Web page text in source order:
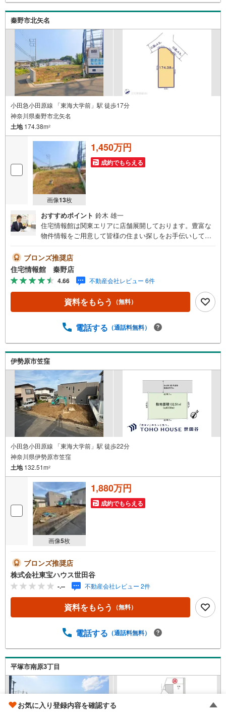
実に努めさせて頂きます。住宅情報館にお越し頂けたら、
物件のご紹介だけではなく、お住まいの疑問、不安、お家
の事ならなんでもご相談いただけます。お客様の要望をお
伺いしながら誠心誠意、全力でサポートさせて頂きます。
お客様一人一人に合わせたライフプランのご提案をさせて
いただきます。お気軽にご相談ください。
秦野市北矢名
小田急小田原線 「東海大学前」駅 徒歩17分
神奈川県秦野市北矢名
土地174.38m2
画像13枚
1,450万円
成約でもらえる
おすすめポイント 鈴木 雄一
住宅情報館は関東エリアに店舗展開しております。豊富な
物件情報をご用意して皆様の住まい探しをお手伝いしてお
さい。【営業時間 10:00～19:00 火曜・水曜（祝日の場
合は営業いたします）】「資料請求」「内覧」のお問い合
わせは上記時間内ですとスムーズにご対応が可能です。ス
タッフ一同お客様のお問合せをお待ちしております。【住
宅ローン相談会】開催中無理のない住宅ローンの試算やご
購入の際にかかる諸費用の概算も行っております。しっか
気軽にご相談ください。お客様第一主義をモット-にお引越
実に努めさせて頂きます。住宅情報館にお越し頂けたら、
物件のご紹介だけではなく、お住まいの疑問、不安、お家
の事ならなんでもご相談いただけます。お客様の要望をお
伺いしながら誠心誠意、全力でサポートさせて頂きます。
お客様一人一人に合わせたライフプランのご提案をさせて
いただきます。お気軽にご相談ください。
ブロンズ推奨店
住宅情報館 秦野店
4.66 不動産会社レビュー 6件
資料をもらう （無料）
電話する （通話料無料）
伊勢原市笠窪
小田急小田原線 「東海大学前」駅 徒歩22分
神奈川県伊勢原市笠窪
土地132.51m2
画像5枚
1,880万円
成約でもらえる
ブロンズ推奨店
株式会社東宝ハウス世田谷
-.-- 不動産会社レビュー 2件
資料をもらう （無料）
電話する （通話料無料）
平塚市南原3丁目
お気に入り登録内容を確認する